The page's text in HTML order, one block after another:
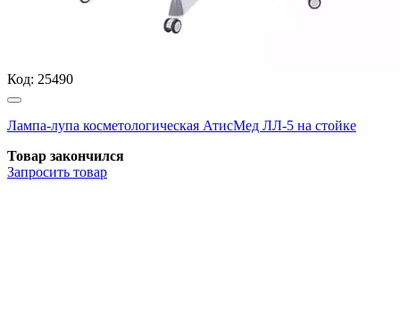
Код: 25490
Лампа-лупа косметологическая АтисМед ЛЛ-5 на стойке
Товар закончился
Запросить товар